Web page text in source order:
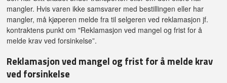
mangler. Hvis varen ikke samsvarer med bestillingen eller har
mangler, må kjøperen melde fra til selgeren ved reklamasjon jf.
kontraktens punkt om "Reklamasjon ved mangel og frist for å
melde krav ved forsinkelse”.
Reklamasjon ved mangel og frist for å melde krav
ved forsinkelse